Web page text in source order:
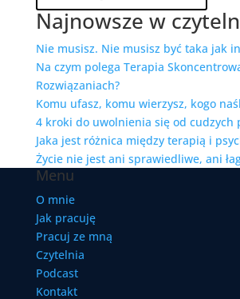
Najnowsze w
Nie musisz. Nie musisz być taka jak
Na czym polega Terapia
Rozwiązaniach?
Komu ufasz, komu wierzysz, kogo
4 kroki do uwolnienia się od cudzych
Jaka jest różnica między terapią i
Życie nie jest ani sprawiedliwe, ani
Menu
O mnie
Jak pracuję
Pracuj ze mną
Czytelnia
Podcast
Kontakt